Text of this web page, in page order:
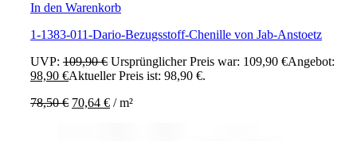
In den Warenkorb
1-1383-011-Dario-Bezugsstoff-Chenille von Jab-Anstoetz
UVP: 109,90€ Ursprünglicher Preis war: 109,90 €Angebot:
98,90 €Aktueller Preis ist: 98,90 €.
78,50€ 70,64 € /m²